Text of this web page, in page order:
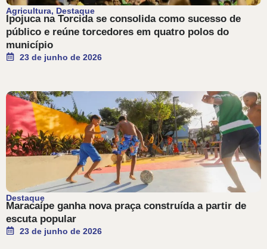
Agricultura, Destaque
Ipojuca na Torcida se consolida como sucesso de
público e reúne torcedores em quatro polos do
município
23 de junho de 2026
Destaque
Maracaípe ganha nova praça construída a partir de
escuta popular
23 de junho de 2026